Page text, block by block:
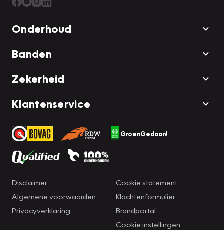
Onderhoud
Banden
Zekerheid
Klantenservice
GroenGedaan!
Disclaimer
Algemene voorwaarden
Privacyverklaring
Cookie statement
Klachtenformulier
Brandportal
Cookie instellingen